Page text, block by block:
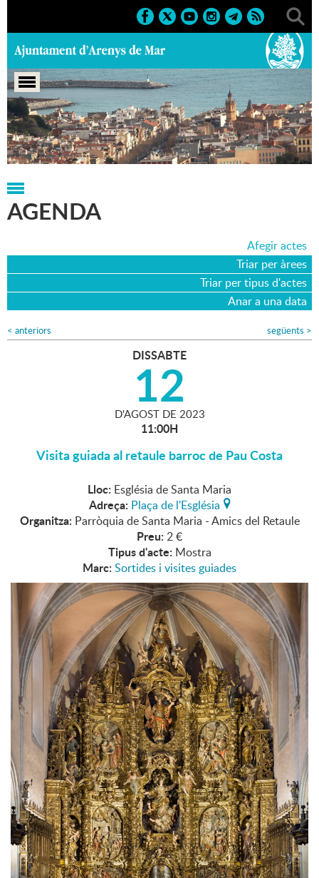
Portada > Agenda > 12-08-2023
AGENDA
Afegir actes
Triar per àrees
Triar per tipus d'actes
Anar a una data
< anteriors següents >
DISSABTE
12
D'AGOST DE 2023
11:00H
Visita guiada al retaule barroc de Pau Costa
Lloc: Església de Santa Maria
Adreça: Plaça de l'Església
Organitza: Parròquia de Santa Maria - Amics del Retaule
Preu: 2 €
Tipus d'acte: Mostra
Marc: Sortides i visites guiades